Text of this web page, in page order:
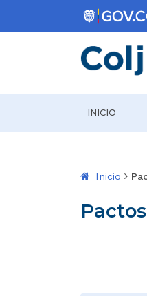
INICIO
Inicio